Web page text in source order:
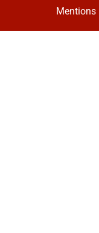
Mentions